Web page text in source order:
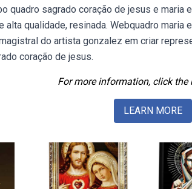
quadro sagrado coração de jesus e maria
alta qualidade, resinada. Webquadro maria
do artista gonzalez em criar
coração de jesus.
For more information, click the
LEARN MORE